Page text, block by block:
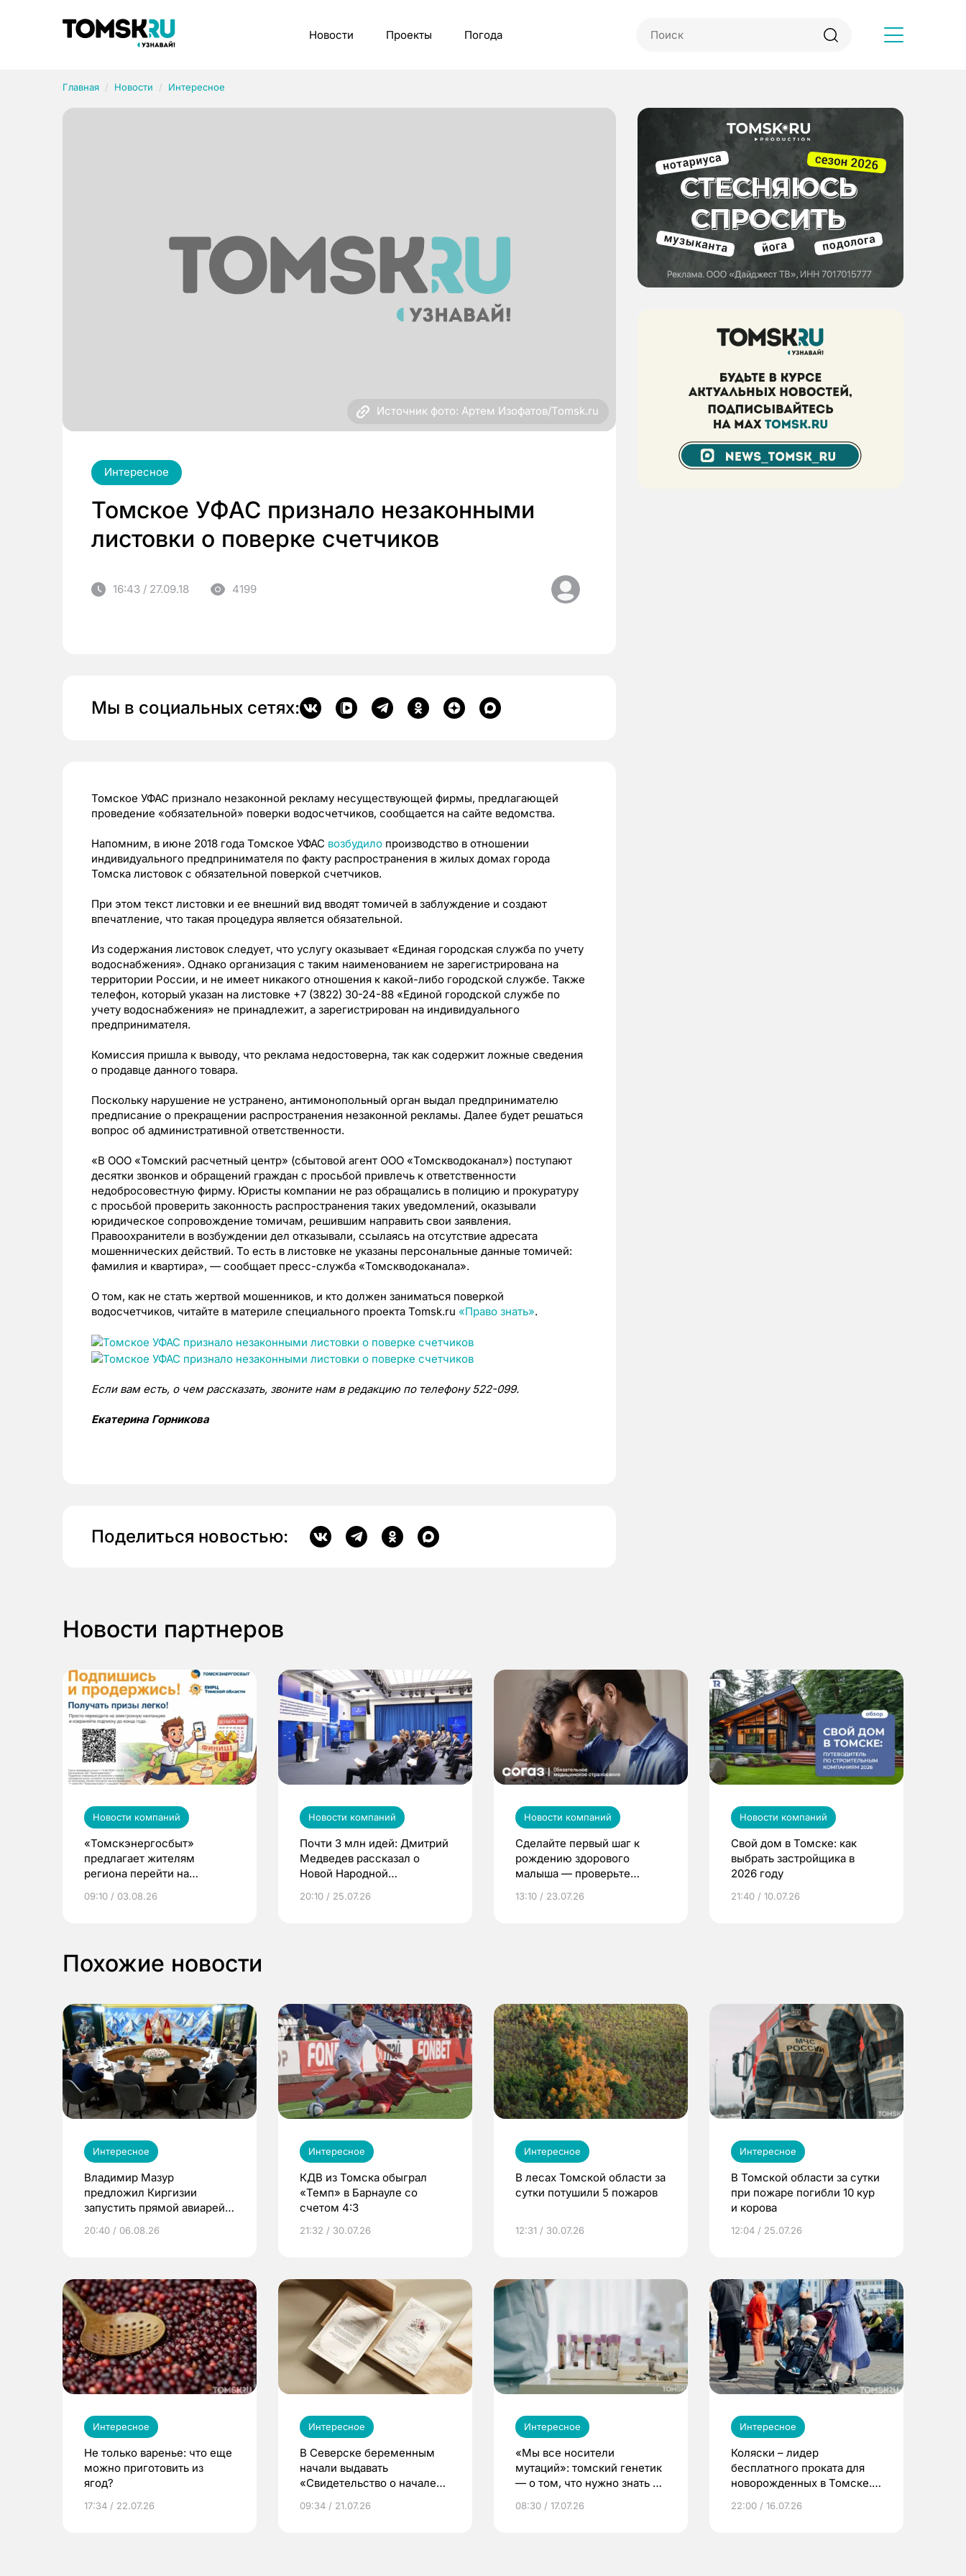
Новости Проекты Погода
Главная Новости Интересное
Источник фото: Артем Изофатов/Tomsk.ru
Интересное
Томское УФАС признало незаконными
листовки о поверке счетчиков
16:43 / 27.09.18 4199
Мы в социальных сетях:
Томское УФАС признало незаконной рекламу несуществующей фирмы, предлагающей
проведение «обязательной» поверки водосчетчиков, сообщается на сайте ведомства.
Напомним, в июне 2018 года Томское УФАС возбудило производство в отношении
индивидуального предпринимателя по факту распространения в жилых домах города
Томска листовок с обязательной поверкой счетчиков.
При этом текст листовки и ее внешний вид вводят томичей в заблуждение и создают
впечатление, что такая процедура является обязательной.
Из содержания листовок следует, что услугу оказывает «Единая городская служба по учету
водоснабжения». Однако организация с таким наименованием не зарегистрирована на
территории России, и не имеет никакого отношения к какой-либо городской службе. Также
телефон, который указан на листовке +7 (3822) 30-24-88 «Единой городской службе по
учету водоснабжения» не принадлежит, а зарегистрирован на индивидуального
предпринимателя.
Комиссия пришла к выводу, что реклама недостоверна, так как содержит ложные сведения
о продавце данного товара.
Поскольку нарушение не устранено, антимонопольный орган выдал предпринимателю
предписание о прекращении распространения незаконной рекламы. Далее будет решаться
вопрос об административной ответственности.
«В ООО «Томский расчетный центр» (сбытовой агент ООО «Томскводоканал») поступают
десятки звонков и обращений граждан с просьбой привлечь к ответственности
недобросовестную фирму. Юристы компании не раз обращались в полицию и прокуратуру
с просьбой проверить законность распространения таких уведомлений, оказывали
юридическое сопровождение томичам, решившим направить свои заявления.
Правоохранители в возбуждении дел отказывали, ссылаясь на отсутствие адресата
мошеннических действий. То есть в листовке не указаны персональные данные томичей:
фамилия и квартира», — сообщает пресс-служба «Томскводоканала».
О том, как не стать жертвой мошенников, и кто должен заниматься поверкой
водосчетчиков, читайте в материле специального проекта Tomsk.ru «Право знать».
Если вам есть, о чем рассказать, звоните нам в редакцию по телефону 522-099.
Екатерина Горникова
Поделиться новостью:
Новости партнеров
Новости компаний
«Томскэнергосбыт»
предлагает жителям
региона перейти на
выиграть призы
09:10 / 03.08.26
Новости компаний
Почти 3 млн идей: Дмитрий
Медведев рассказал о
Новой Народной
20:10 / 25.07.26
Новости компаний
Сделайте первый шаг к
рождению здорового
малыша — проверьте
по ОМС!
13:10 / 23.07.26
Новости компаний
Свой дом в Томске: как
выбрать застройщика в
2026 году
21:40 / 10.07.26
Похожие новости
Интересное
Владимир Мазур
предложил Киргизии
запустить прямой авиарейс
20:40 / 06.08.26
Интересное
КДВ из Томска обыграл
«Темп» в Барнауле со
счетом 4:3
21:32 / 30.07.26
Интересное
В лесах Томской области за
сутки потушили 5 пожаров
12:31 / 30.07.26
Интересное
В Томской области за сутки
при пожаре погибли 10 кур
и корова
12:04 / 25.07.26
Интересное
Не только варенье: что еще
можно приготовить из
ягод?
17:34 / 22.07.26
Интересное
В Северске беременным
начали выдавать
«Свидетельство о начале
09:34 / 21.07.26
Интересное
«Мы все носители
мутаций»: томский генетик
— о том, что нужно знать до
08:30 / 17.07.26
Интересное
Коляски – лидер
бесплатного проката для
новорожденных в Томске.
22:00 / 16.07.26
Рубрики